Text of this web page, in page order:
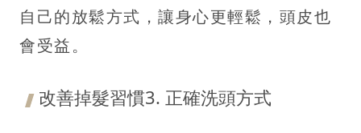
自己的放鬆方式，讓身心更輕鬆，頭皮也
會受益。
改善掉髮習慣3. 正確洗頭方式